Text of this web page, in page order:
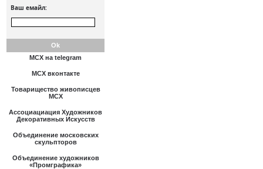
Ваш емайл:
МСХ на telegram
МСХ вконтакте
Товарищество живописцев
МСХ
Ассоциациация Художников
Декоративных Искусств
Объединение московских
скульпторов
Объединение художников
«Промграфика»